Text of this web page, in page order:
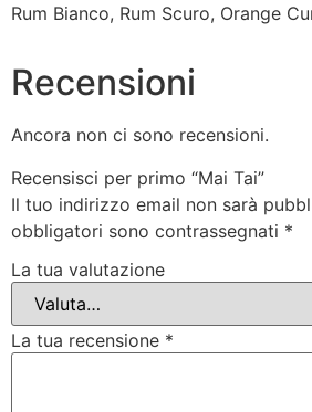
Rum Bianco, Rum Scuro, Orange
Recensioni
Ancora non ci sono recensioni.
Recensisci per primo “Mai Tai”
Il tuo indirizzo email non sarà
obbligatori sono contrassegnati *
La tua valutazione
La tua recensione *